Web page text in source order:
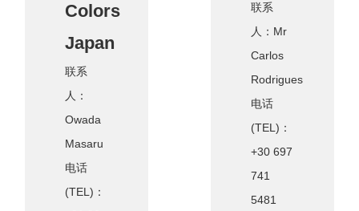
联系
人：Mr
Carlos
Rodrigues
电话
(TEL)：
+30 697
741
5481
Colors
Japan
联系
人：
Owada
Masaru
电话
(TEL)：